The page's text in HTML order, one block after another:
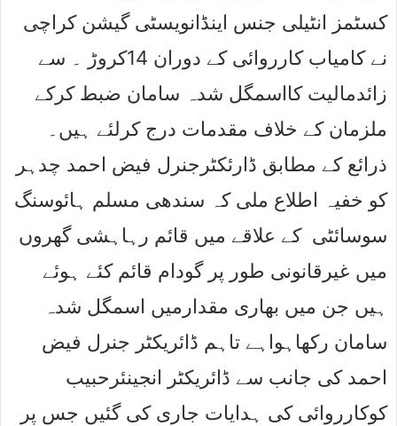
کسٹمز انٹیلی جنس اینڈانویسٹی گیشن کراچی
نے کامیاب کارروائی کے دوران 14کروڑ ۔ سے
زائدمالیت کااسمگل شدہ سامان ضبط کرکے
ملزمان کے خلاف مقدمات درج کرلئے ہیں۔
ذرائع کے مطابق ڈارئکٹرجنرل فیض احمد چدہر
کو خفیہ اطلاع ملی کہ سندھی مسلم ہائوسنگ
سوسائٹی کے علاقے میں قائم رہاہشی گھروں
میں غیرقانونی طور پر گودام قائم کئے ہوئے
ہیں جن میں بھاری مقدارمیں اسمگل شدہ
سامان رکھاہواہے تاہم ڈائریکٹر جنرل فیض
احمد کی جانب سے ڈائریکٹر انجینئرحبیب
کوکارروائی کی ہدایات جاری کی گئیں جس پر